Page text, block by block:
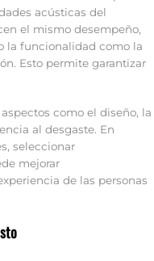
acústicas del
el mismo desempeño,
la funcionalidad como la
Esto permite garantizar
como el diseño, la
al desgaste. En
seleccionar
mejorar
de las personas